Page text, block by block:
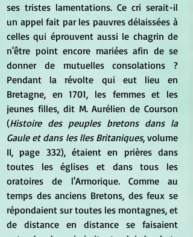
ses tristes lamentations. Ce cri serait-il
un appel fait par les pauvres délaissées à
celles qui éprouvent aussi le chagrin de
n'être point encore mariées afin de se
donner de mutuelles consolations ?
Pendant la révolte qui eut lieu en
Bretagne, en 1701, les femmes et les
jeunes filles, dit M. Aurélien de Courson
(Histoire des peuples bretons dans la
Gaule et dans les lles Britaniques, volume
II, page 332), étaient en prières dans
toutes les églises et dans tous les
oratoires de l'Armorique. Comme au
temps des anciens Bretons, des feux se
répondaient sur toutes les montagnes, et
de distance en distance se faisaient